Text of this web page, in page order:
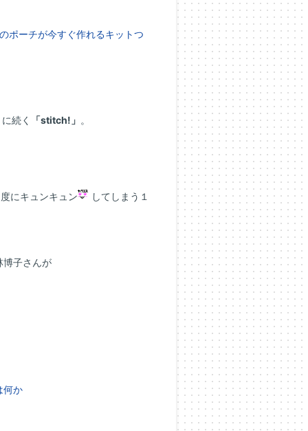
ーチが今すぐ作れるキットつ
に続く 「stitch!」 。
にキュンキュン してしまう１
博子さんが
何か